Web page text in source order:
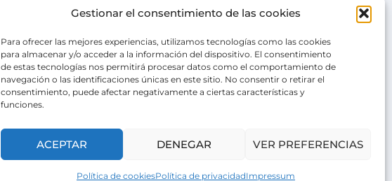
Gestionar el consentimiento de las cookies
Para ofrecer las mejores experiencias, utilizamos tecnologías como las cookies
para almacenar y/o acceder a la información del dispositivo. El consentimiento
de estas tecnologías nos permitirá procesar datos como el comportamiento de
navegación o las identificaciones únicas en este sitio. No consentir o retirar el
consentimiento, puede afectar negativamente a ciertas características y
funciones.
ACEPTAR DENEGAR VER PREFERENCIAS
Política de cookiesPolítica de privacidadImpressum
misión.